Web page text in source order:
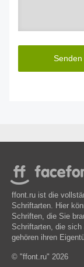
Senden
ffont.ru ist die
Schriftarten. Hier
Schriften, die Sie
Schriftarten, die sich
gehören ihren
© "ffont.ru" 2026